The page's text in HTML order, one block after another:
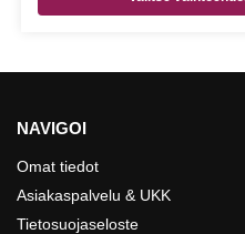
NAVIGOI
Omat tiedot
Asiakaspalvelu & UKK
Tietosuojaseloste